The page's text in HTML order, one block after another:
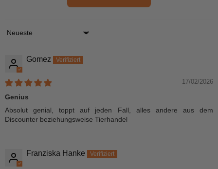
Sort by
Gomez
17/02/2026
Genius
Absolut genial, toppt auf jeden Fall, alles andere aus dem
Discounter beziehungsweise Tierhandel
Franziska Hanke